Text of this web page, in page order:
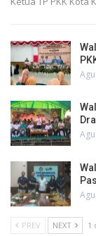
PREV NEXT 1